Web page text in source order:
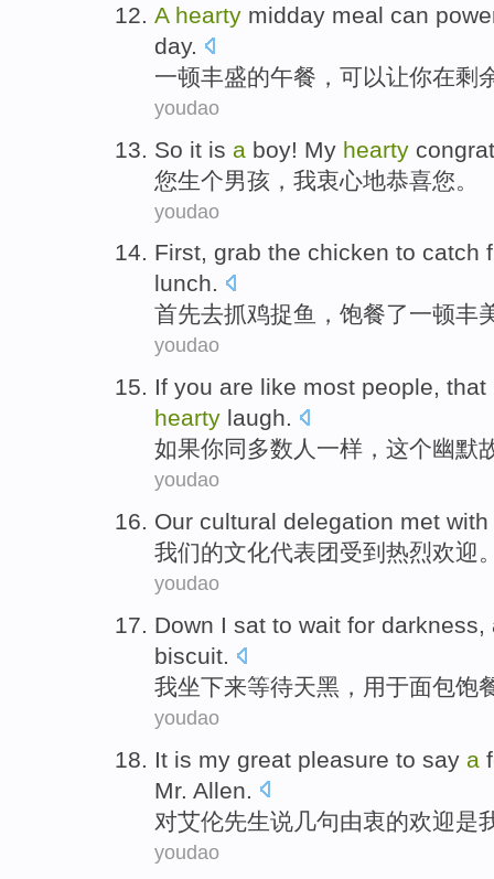
A hearty midday meal can
day.
一顿丰盛的午餐 ， 可以让你在剩
youdao
So it is a boy! My hearty
您生个男孩 ， 我衷心地恭喜您。
youdao
First, grab the chicken to catch
lunch.
首先去抓鸡捉鱼 ， 饱餐了一顿丰
youdao
If you are like most people, that
hearty laugh.
如果你同 多数 人 一样， 这个幽默
youdao
Our cultural delegation met with
我们的文化代表团受到 热烈欢迎
youdao
Down I sat to wait for darkness,
biscuit.
我坐下来等待天黑 ，用于面包饱
youdao
It is my great pleasure to say a
Mr. Allen
对艾伦先生说 几句由衷的欢迎是
youdao